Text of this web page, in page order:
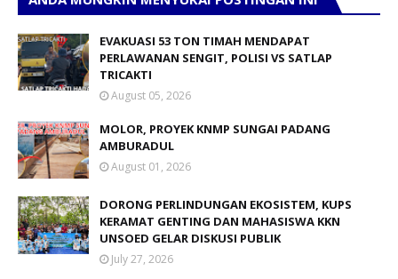
EVAKUASI 53 TON TIMAH MENDAPAT
PERLAWANAN SENGIT, POLISI VS SATLAP
TRICAKTI
August 05, 2026
MOLOR, PROYEK KNMP SUNGAI PADANG
AMBURADUL
August 01, 2026
DORONG PERLINDUNGAN EKOSISTEM, KUPS
KERAMAT GENTING DAN MAHASISWA KKN
UNSOED GELAR DISKUSI PUBLIK
July 27, 2026